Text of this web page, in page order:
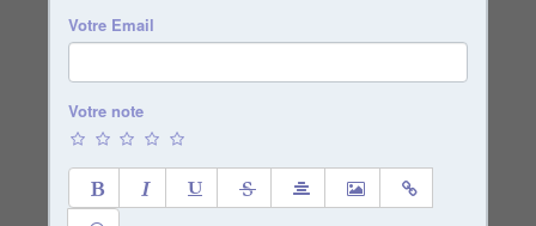
Votre Email
Votre note